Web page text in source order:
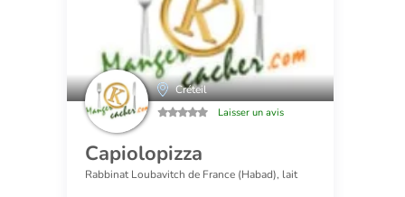
Créteil
Laisser un avis
Capiolopizza
Rabbinat Loubavitch de France (Habad), lait